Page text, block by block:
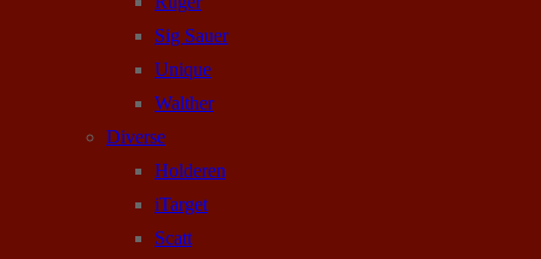
Sig Sauer
Unique
Walther
Diverse
Holderen
iTarget
Scatt